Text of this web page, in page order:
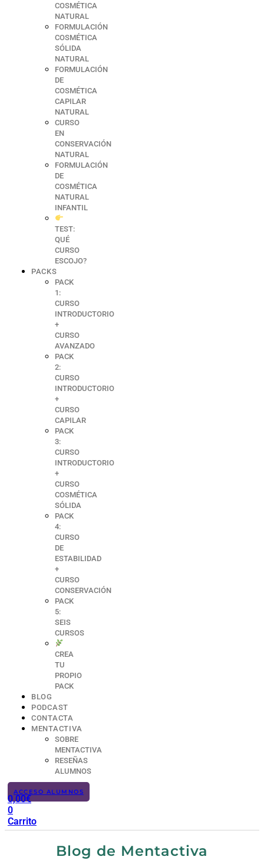
COSMÉTICA
NATURAL
FORMULACIÓN
COSMÉTICA
SÓLIDA
NATURAL
FORMULACIÓN
DE
COSMÉTICA
CAPILAR
NATURAL
CURSO
EN
CONSERVACIÓN
NATURAL
FORMULACIÓN
DE
COSMÉTICA
NATURAL
INFANTIL
TEST:
QUÉ
CURSO
ESCOJO?
PACKS
PACK
1:
CURSO
INTRODUCTORIO
+
CURSO
AVANZADO
PACK
2:
CURSO
INTRODUCTORIO
+
CURSO
CAPILAR
PACK
3:
CURSO
INTRODUCTORIO
+
CURSO
COSMÉTICA
SÓLIDA
PACK
4:
CURSO
DE
ESTABILIDAD
+
CURSO
CONSERVACIÓN
PACK
5:
SEIS
CURSOS
CREA
TU
PROPIO
PACK
BLOG
PODCAST
CONTACTA
MENTACTIVA
SOBRE
MENTACTIVA
RESEÑAS
ALUMNOS
ACCESO ALUMNOS
0,00€
0
Carrito
Blog de Mentactiva